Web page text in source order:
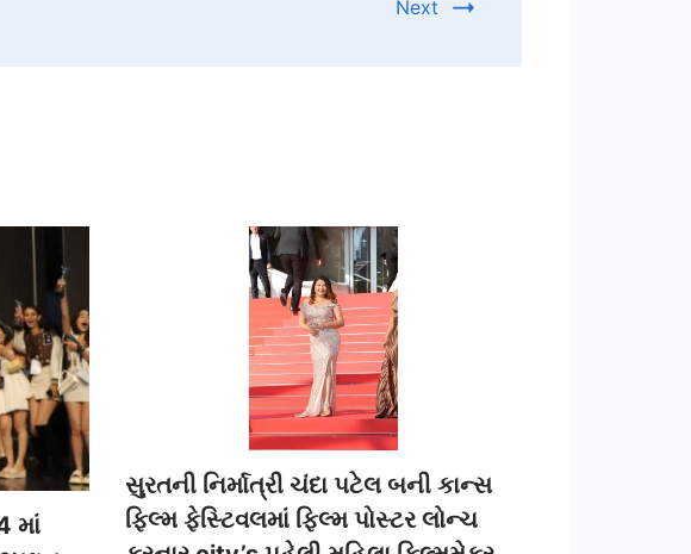
Next
માં
સુરતની નિર્માત્રી ચંદા પટેલ બની કાન્સ
ફિલ્મ ફેસ્ટિવલમાં ફિલ્મ પોસ્ટર લોન્ચ